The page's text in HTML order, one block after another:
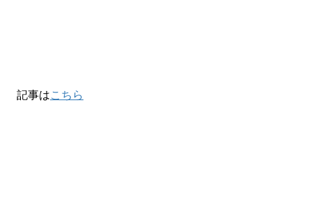
記事はこちら